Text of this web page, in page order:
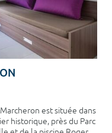
est située dans
historique, près du Parc